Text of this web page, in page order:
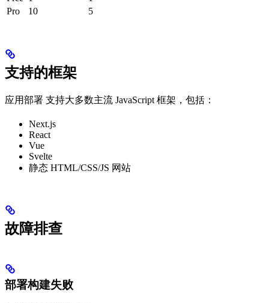
Pro
10 5
支持的框架
应用部署 支持大多数主流 JavaScript 框架，包括：
Next.js
React
Vue
Svelte
静态 HTML/CSS/JS 网站
故障排查
部署构建失败